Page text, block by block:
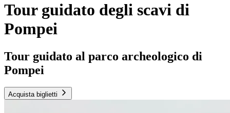
Tour guidato degli scavi di
Pompei
Tour guidato al parco archeologico di
Pompei
Acquista biglietti